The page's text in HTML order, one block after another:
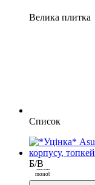
Велика плитка
Список
Б/ВПокупка
частинами від
monobank